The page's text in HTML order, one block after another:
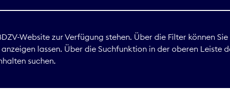
Print
Website zur Verfügung stehen. Über die Filter können Sie
lassen. Über die Suchfunktion in der oberen Leiste
suchen.